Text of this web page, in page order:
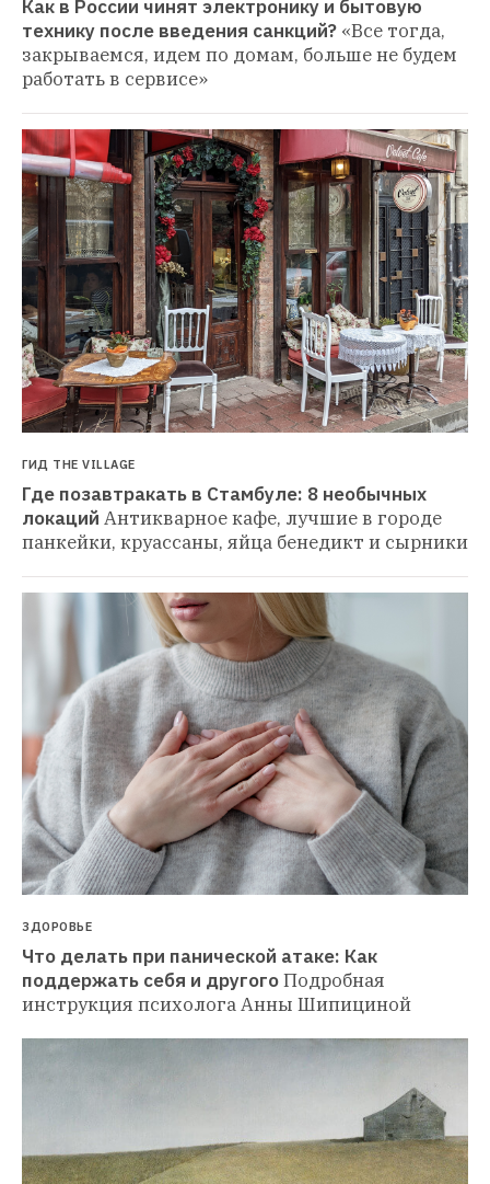
Как в России чинят электронику и бытовую
технику после введения санкций? «Все тогда,
закрываемся, идем по домам, больше не будем
работать в сервисе»
ГИД THE VILLAGE
Где позавтракать в Стамбуле: 8 необычных
локаций Антикварное кафе, лучшие в городе
панкейки, круассаны, яйца бенедикт и сырники
ЗДОРОВЬЕ
Что делать при панической атаке: Как
поддержать себя и другогоПодробная
инструкция психолога Анны Шипициной